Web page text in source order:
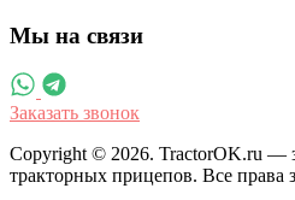
Мы на связи
Заказать звонок
Copyright © 2026. TractorOK.ru —
тракторных прицепов. Все